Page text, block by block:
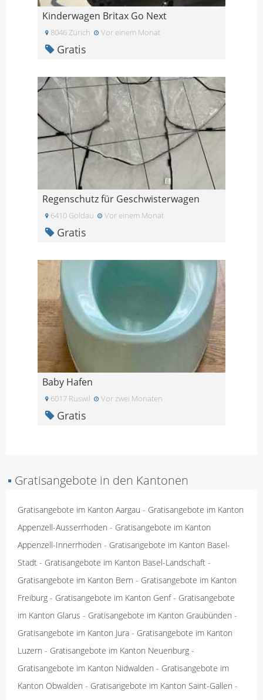
Kinderwagen Britax Go Next
8046 Zürich Vor einem Monat
Gratis
Regenschutz für Geschwisterwagen
6410 Goldau Vor einem Monat
Gratis
Baby Hafen
6017 Ruswil Vor zwei Monaten
Gratis
▪ Gratisangebote in den Kantonen
Gratisangebote im Kanton Aargau - Gratisangebote im Kanton
Appenzell-Ausserrhoden - Gratisangebote im Kanton
Appenzell-Innerrhoden - Gratisangebote im Kanton Basel-
Stadt - Gratisangebote im Kanton Basel-Landschaft -
Gratisangebote im Kanton Bern - Gratisangebote im Kanton
Freiburg - Gratisangebote im Kanton Genf- Gratisangebote
im Kanton Glarus - Gratisangebote im Kanton Graubünden -
Gratisangebote im Kanton Jura - Gratisangebote im Kanton
Luzern - Gratisangebote im Kanton Neuenburg -
Gratisangebote im Kanton Nidwalden - Gratisangebote im
Kanton Obwalden - Gratisangebote im Kanton Saint-Gallen -